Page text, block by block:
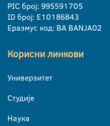
PIC број: 995591705
ID број: E10186843
Еразмус код: BA BANJA02
Корисни линкови
Универзитет
Студије
Наука